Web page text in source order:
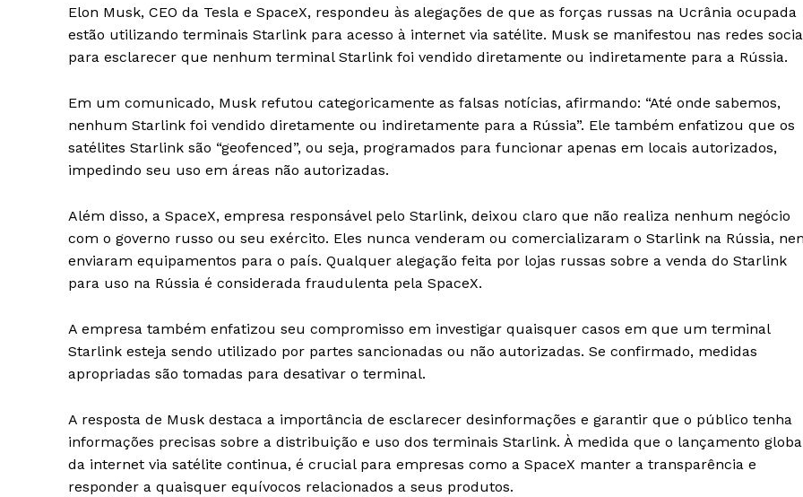
Elon Musk, CEO da Tesla e SpaceX, respondeu às alegações de que as forças russas na Ucrânia ocupada
estão utilizando terminais Starlink para acesso à internet via satélite. Musk se manifestou nas redes
para esclarecer que nenhum terminal Starlink foi vendido diretamente ou indiretamente para a Rússia.
Em um comunicado, Musk refutou categoricamente as falsas notícias, afirmando: “Até onde sabemos,
nenhum Starlink foi vendido diretamente ou indiretamente para a Rússia”. Ele também enfatizou que os
satélites Starlink são “geofenced”, ou seja, programados para funcionar apenas em locais autorizados,
impedindo seu uso em áreas não autorizadas.
Além disso, a SpaceX, empresa responsável pelo Starlink, deixou claro que não realiza nenhum negócio
com o governo russo ou seu exército. Eles nunca venderam ou comercializaram o Starlink na Rússia,
enviaram equipamentos para o país. Qualquer alegação feita por lojas russas sobre a venda do Starlink
para uso na Rússia é considerada fraudulenta pela SpaceX.
A empresa também enfatizou seu compromisso em investigar quaisquer casos em que um terminal
Starlink esteja sendo utilizado por partes sancionadas ou não autorizadas. Se confirmado, medidas
apropriadas são tomadas para desativar o terminal.
A resposta de Musk destaca a importância de esclarecer desinformações e garantir que o público tenha
informações precisas sobre a distribuição e uso dos terminais Starlink. À medida que o lançamento
da internet via satélite continua, é crucial para empresas como a SpaceX manter a transparência e
responder a quaisquer equívocos relacionados a seus produtos.